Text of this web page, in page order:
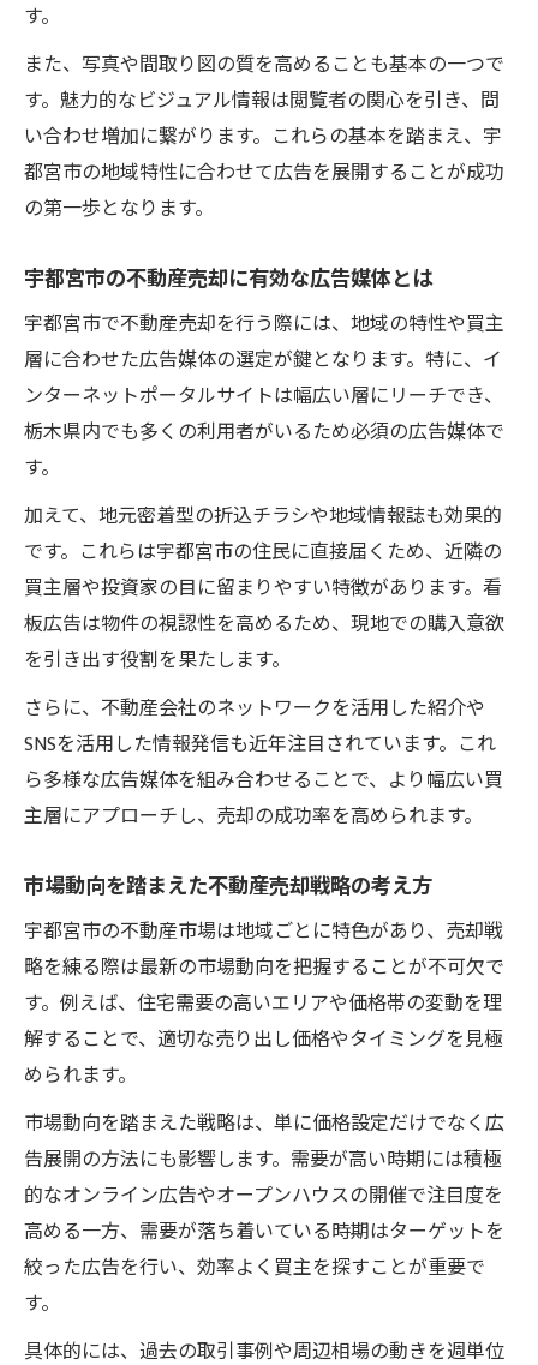
注目を集める不動産売却の広告ポイント
不動産売却で注目される広告の要素とは
広告の見せ方で不動産売却成功に差をつけ
る
不動産売却の広告で意識すべき訴求ポイン
広告文言の工夫で売却成約率アップ
不動産売却の広告効果を高める配置方法
魅力を伝える写真で不動産売却が変わる理由
不動産売却に強い写真撮影のポイント
広告写真で不動産売却の印象を変える方法
不動産売却広告で写真が持つ重要性
写真活用で不動産売却成約率を高める
早期売却のために広告で意識すべきこと
不動産売却を早める広告戦略の立て方
広告で売却期間を短縮する具体策
不動産売却広告でスピードを意識する理由
効果的な広告運用で早期売却を実現
不動産売却の早期成約を目指す広告方法
す。
また、写真や間取り図の質を高めることも基本の一つで
す。魅力的なビジュアル情報は閲覧者の関心を引き、問
い合わせ増加に繋がります。これらの基本を踏まえ、宇
都宮市の地域特性に合わせて広告を展開することが成功
の第一歩となります。
宇都宮市の不動産売却に有効な広告媒体とは
宇都宮市で不動産売却を行う際には、地域の特性や買主
層に合わせた広告媒体の選定が鍵となります。特に、イ
ンターネットポータルサイトは幅広い層にリーチでき、
栃木県内でも多くの利用者がいるため必須の広告媒体で
す。
加えて、地元密着型の折込チラシや地域情報誌も効果的
です。これらは宇都宮市の住民に直接届くため、近隣の
買主層や投資家の目に留まりやすい特徴があります。看
板広告は物件の視認性を高めるため、現地での購入意欲
を引き出す役割を果たします。
さらに、不動産会社のネットワークを活用した紹介や
SNSを活用した情報発信も近年注目されています。これ
ら多様な広告媒体を組み合わせることで、より幅広い買
主層にアプローチし、売却の成功率を高められます。
市場動向を踏まえた不動産売却戦略の考え方
宇都宮市の不動産市場は地域ごとに特色があり、売却戦
略を練る際は最新の市場動向を把握することが不可欠で
す。例えば、住宅需要の高いエリアや価格帯の変動を理
解することで、適切な売り出し価格やタイミングを見極
められます。
市場動向を踏まえた戦略は、単に価格設定だけでなく広
告展開の方法にも影響します。需要が高い時期には積極
的なオンライン広告やオープンハウスの開催で注目度を
高める一方、需要が落ち着いている時期はターゲットを
絞った広告を行い、効率よく買主を探すことが重要で
す。
具体的には、過去の取引事例や周辺相場の動きを週単位